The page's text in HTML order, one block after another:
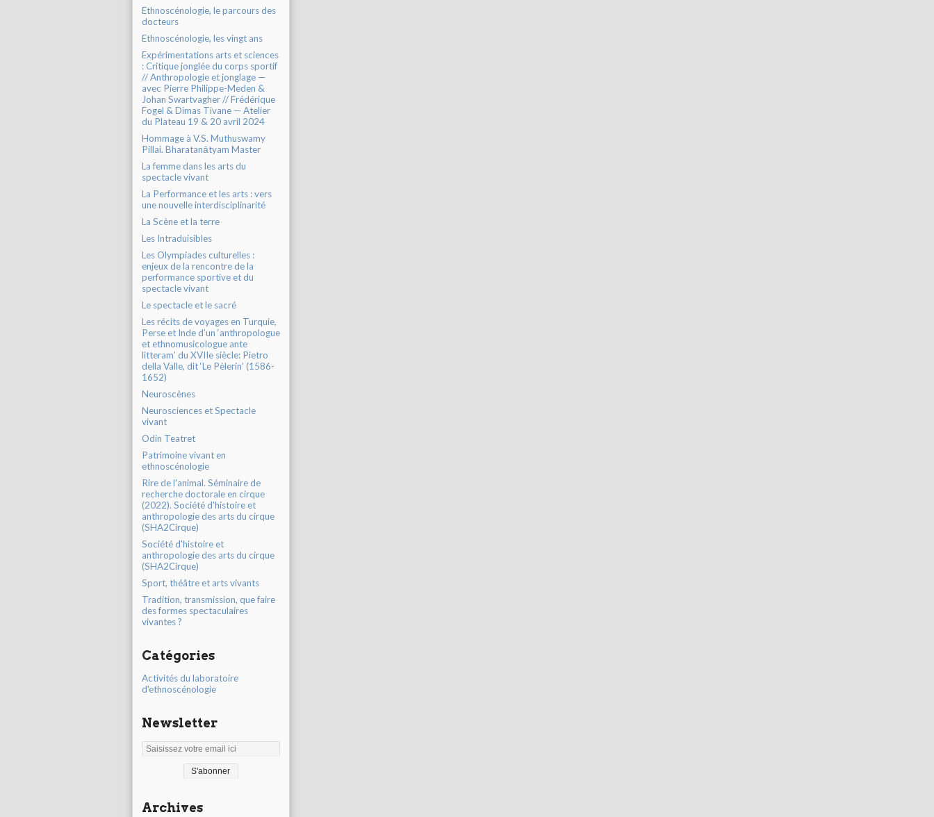
Ethnoscénologie, le parcours des
docteurs
Ethnoscénologie, les vingt ans
Expérimentations arts et sciences
: Critique jonglée du corps sportif
// Anthropologie et jonglage —
avec Pierre Philippe-Meden &
Johan Swartvagher // Frédérique
Fogel & Dimas Tivane — Atelier
du Plateau 19 & 20 avril 2024
Hommage à V.S. Muthuswamy
Pillai. Bharatanātyam Master
La femme dans les arts du
spectacle vivant
La Performance et les arts : vers
une nouvelle interdisciplinarité
La Scène et la terre
Les Intraduisibles
Les Olympiades culturelles :
enjeux de la rencontre de la
performance sportive et du
spectacle vivant
Le spectacle et le sacré
Les récits de voyages en Turquie,
Perse et Inde d’un ‘anthropologue
et ethnomusicologue ante
litteram’ du XVIIe siècle: Pietro
della Valle, dit ‘Le Pèlerin’ (1586-
1652)
Neuroscènes
Neurosciences et Spectacle
vivant
Odin Teatret
Patrimoine vivant en
ethnoscénologie
Rire de l'animal. Séminaire de
recherche doctorale en cirque
(2022). Société d'histoire et
anthropologie des arts du cirque
(SHA2Cirque)
Société d'histoire et
anthropologie des arts du cirque
(SHA2Cirque)
Sport, théâtre et arts vivants
Tradition, transmission, que faire
des formes spectaculaires
vivantes ?
Catégories
Activités du laboratoire
d'ethnoscénologie
Newsletter
Archives